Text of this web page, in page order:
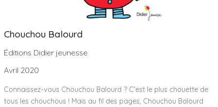
Chouchou Balourd
Éditions Didier jeunesse
Avril 2020
Connaissez-vous Chouchou Balourd ? C’est le plus chouette de
tous les chouchous ! Mais au fil des pages, Chouchou Balourd